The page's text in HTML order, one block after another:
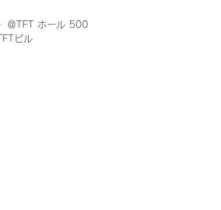
＠TFT ホール 500
ビル